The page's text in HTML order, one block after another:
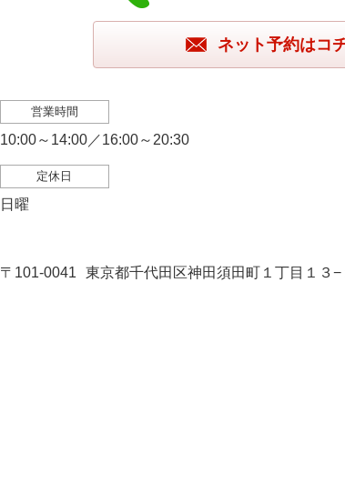
ネット予約はコ
営業時間
10:00～14:00／16:00～20:30
定休日
日曜
〒101-0041 東京都千代田区神田須田町１丁目１３